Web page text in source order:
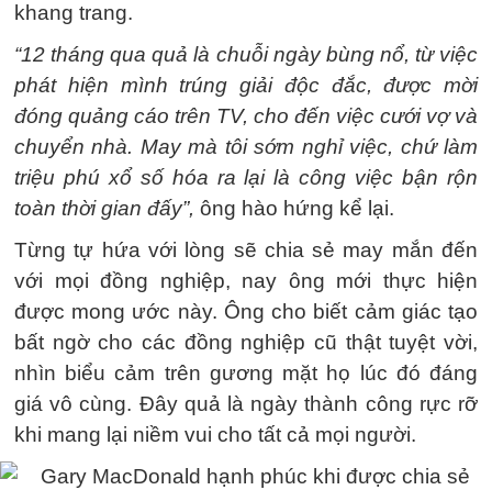
khang trang.
“12 tháng qua quả là chuỗi ngày bùng nổ, từ việc
phát hiện mình trúng giải độc đắc, được mời
đóng quảng cáo trên TV, cho đến việc cưới vợ và
chuyển nhà. May mà tôi sớm nghỉ việc, chứ làm
triệu phú xổ số hóa ra lại là công việc bận rộn
toàn thời gian đấy”, ông hào hứng kể lại.
Từng tự hứa với lòng sẽ chia sẻ may mắn đến
với mọi đồng nghiệp, nay ông mới thực hiện
được mong ước này. Ông cho biết cảm giác tạo
bất ngờ cho các đồng nghiệp cũ thật tuyệt vời,
nhìn biểu cảm trên gương mặt họ lúc đó đáng
giá vô cùng. Đây quả là ngày thành công rực rỡ
khi mang lại niềm vui cho tất cả mọi người.